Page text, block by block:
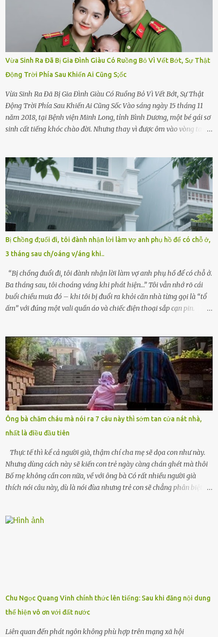
Vừa Sinh Ra Đã Bị Gia Đình Giàu Có Ruồng Bỏ Vì Vết Bớt, Sự Thật
Động Trời Phía Sau Khiến Ai Cũng S;ốc
Vừa Sinh Ra Đã Bị Gia Đình Giàu Có Ruồng Bỏ Vì Vết Bớt, Sự Thật
Động Trời Phía Sau Khiến Ai Cũng Sốc Vào sáng ngày 15 tháng 11
năm 2018, tại Bệnh viện Minh Long, tỉnh Bình Dương, một bé gái sơ
sinh cất tiếng khóc chào đời. Nhưng thay vì được ôm vào vòng tay
hảo, địa vị cao sang của ông Trần Quốc Tùng xem như điềm gở. Ông
Tùng, một doanh nhân quyền lực có tiếng ở Bình Dương, cùng vợ là
bà Đỗ Thị Nga, lập tức ra quyết định nhẫn tâm: bỏ lại đứa trẻ. Họ
viện cớ “không đủ khả năng nuôi dưỡng” và ký vào giấy từ chối
quyền giám hộ, yêu cầu bệnh viện xử lý bé như một trường hợp bị
bỏ rơi. Trong khi ấy, con gái ruột của họ – Trần Lệ Mi – vẫn đang
mê man sau sinh, hoàn toàn không hay biết chuyện gì xảy ra.
Thiếu úy Nguyễn Thị Mai, một nữ cảnh sát công tác tại địa phương,
tình cờ chứng kiến giây phút bé bị đưa đi trong lặng lẽ. Nét mặt đỏ
hỏn, bàn tay bé xíu co quắp, ...
Bị Chồng đ;uổi đi, tôi đành nhận lời làm vợ anh phụ hồ để có chỗ ở,
3 tháng sau ch/oáng v/áng khi..
“Bị chồng đuổi đi, tôi đành nhận lời làm vợ anh phụ hồ để có chỗ ở.
Ba tháng sau, tôi choáng váng khi phát hiện…” Tôi vẫn nhớ rõ cái
buổi chiều mưa đó – khi tôi bị đuổi ra khỏi căn nhà từng gọi là “tổ
ấm” với đúng một vali quần áo và chiếc điện thoại sắp cạn pin.
cưới cô để có con. Không phải để nuôi một cái thân bất tài chỉ biết
khóc lóc,” anh ta gằn giọng, đẩy mạnh cánh cửa trước mặt tôi.
Tiếng cánh cửa đóng lại, vang lên như một bản án lạnh lùng. Tôi
đứng chết lặng giữa cơn mưa, không biết đi đâu, về đâu. Bố mẹ tôi
mất sớm. Tôi chẳng có anh chị em. Họ hàng cũng thưa thớt, chẳng
ai thân thiết đến mức có thể mở lòng cho tôi tá túc. Bạn bè? Ai cũng
bận rộn với gia đình riêng của họ. Tôi đã từng đặt cược cả thanh
xuân vào người chồng ấy – và giờ, tôi chỉ còn lại chính mình. Tôi lên
chiếc xe buýt cuối ngày, trốn chạy khỏi thành phố và nỗi đau. Tôi v...
Ông bà chăm cháu mà nói ra 7 câu này thì sớm tan cửa nát nhà,
nhất là điều đầu tiên
Thực tế thì kể cả người già, thậm chí cha mẹ sẽ dọa con như này.
Nhưng dùng cách này sẽ kiến con trẻ ngày càng chán ghét mà thôi
Bố mẹ không cần con nữa, về với ông bà Có rất nhiều người già
thích nói câu này, dù là nói đùa nhưng trẻ con sẽ chẳng phân biệt
khuyên nhủ con thật cẩn thận. Nếu cháu không nghe lời, cảnh sát
để được giúp đỡ thì có thể sẽ bỏ lỡ cơ hội và gặp nguy hiểm. Trẻ con
có biết gì đâu Nhiều người cứ coi trẻ còn nhỏ nên dù có phạm sai
lầm, thì họ cũng không trách mắng. Nhưng nếu người lớn tuổi
không dạy con cẩn...
Chu Ngọc Quang Vinh chính thức lên tiếng: Sau khi đăng nội dung
thể hiện vô ơn với đất nước
Liên quan đến phát ngôn không phù hợp trên mạng xã hội